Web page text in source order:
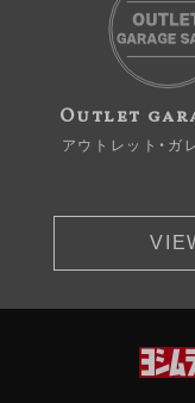
Outlet
アウトレット・ガ